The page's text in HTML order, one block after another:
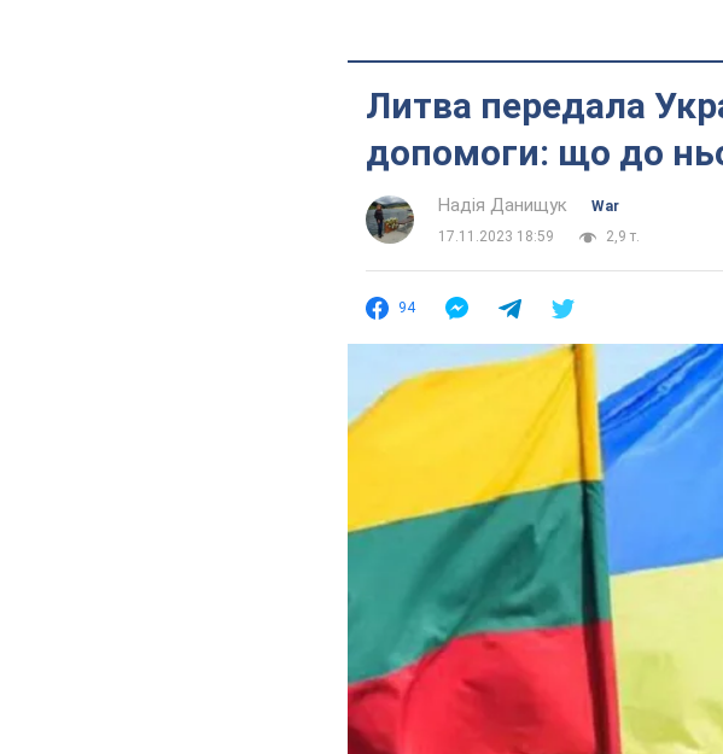
Литва передала
допомоги: що до
Надія Данищук
War
17.11.2023 18:59
2,9 т.
94